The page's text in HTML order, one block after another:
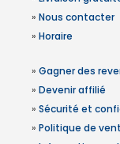
» Nous contacter
» Horaire
» Gagner des
» Devenir affilié
» Sécurité et
» Politique de